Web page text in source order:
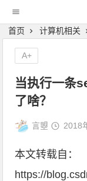
首页 计算机相关
当执行一条
了啥？
言曌 2018
本文转载自：
https://
A+